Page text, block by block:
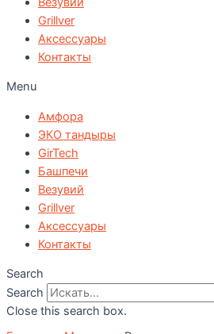
Grillver
Аксессуары
Контакты
Menu
Амфора
ЭКО тандыры
GirTech
Башпечи
Везувий
Grillver
Аксессуары
Контакты
Search
Search
Close this search box.